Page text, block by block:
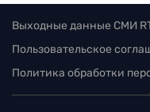
Выходные данные СМИ
Пользовательское
Политика обработки